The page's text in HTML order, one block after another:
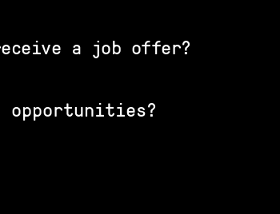
a job offer?
opportunities?